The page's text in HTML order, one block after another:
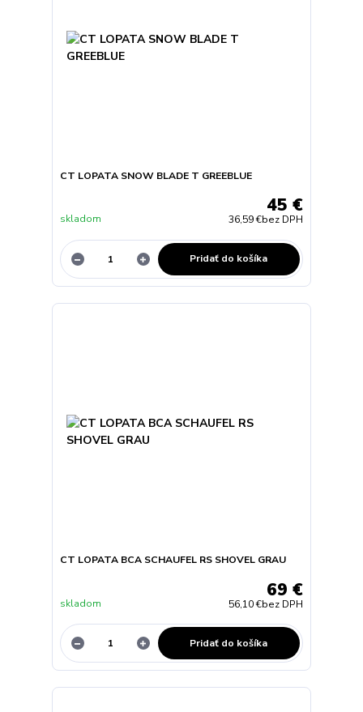
CT LOPATA SNOW BLADE T GREEBLUE
45 €
36,59 €bez DPH
skladom
Pridať do košíka
CT LOPATA BCA SCHAUFEL RS SHOVEL GRAU
69 €
56,10 €bez DPH
skladom
Pridať do košíka